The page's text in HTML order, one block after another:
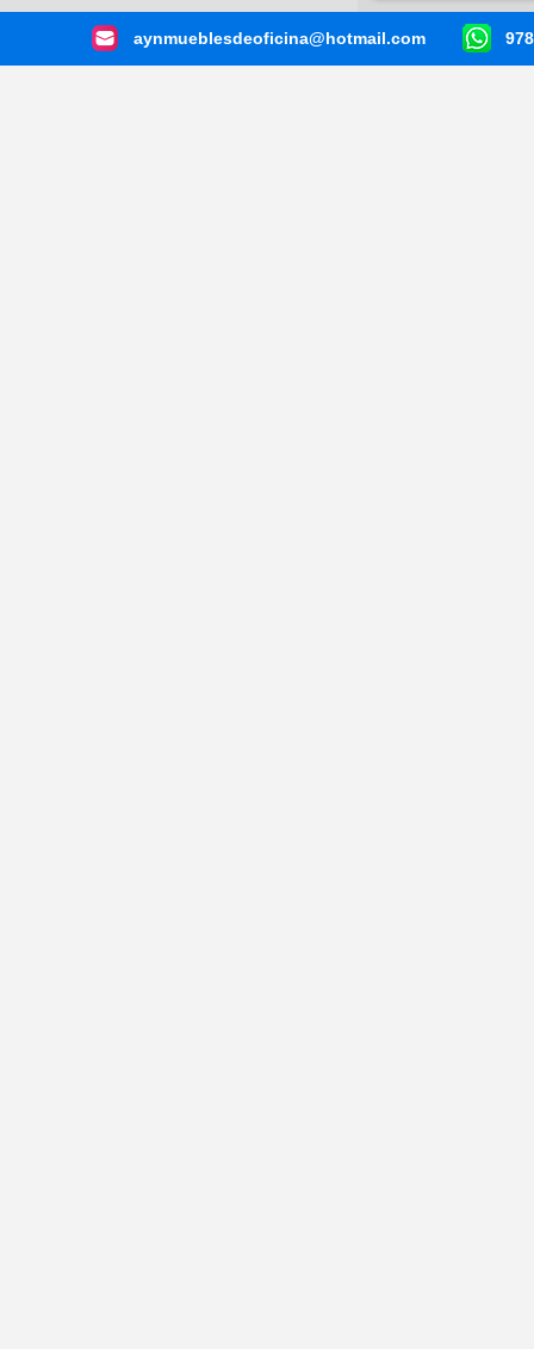
aynmueblesdeoficina@hotmail.com